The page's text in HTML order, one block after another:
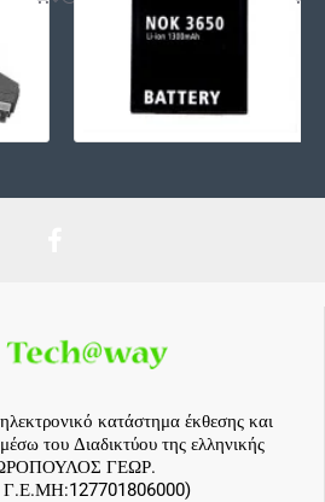
κατάστημα έκθεσης και
του Διαδικτύου της ελληνικής
ΓΕΩΡ.